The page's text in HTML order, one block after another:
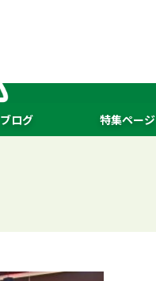
ブログ 特集ページ